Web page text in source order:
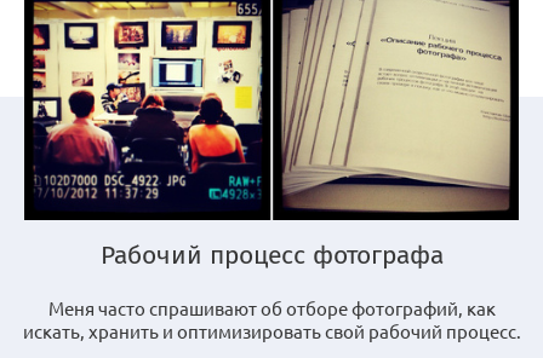
Рабочий процесс фотографа
Меня часто спрашивают об отборе фотографий, как
искать, хранить и оптимизировать свой рабочий процесс.